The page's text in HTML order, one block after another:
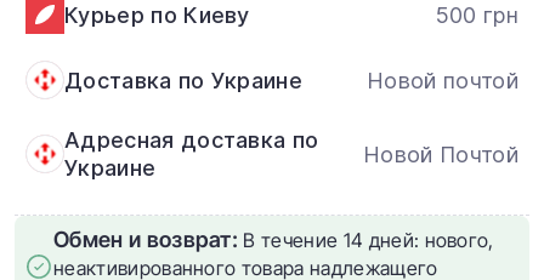
Курьер по Киеву 500 грн
Доставка по Украине Новой почтой
Адресная доставка по
Украине
Новой Почтой
Обмен и возврат: В течение 14 дней: нового,
неактивированного товара надлежащего